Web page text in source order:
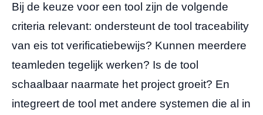
Bij de keuze voor een tool zijn de volgende
criteria relevant: ondersteunt de tool traceability
van eis tot verificatiebewijs? Kunnen meerdere
teamleden tegelijk werken? Is de tool
schaalbaar naarmate het project groeit? En
integreert de tool met andere systemen die al in